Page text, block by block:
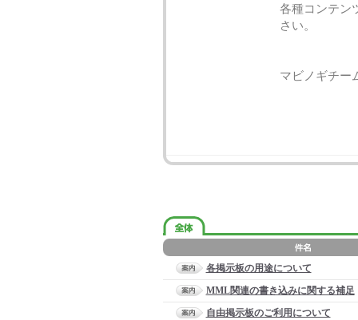
各種コンテン
さい。
マビノギチー
各掲示板の用途について
MML関連の書き込みに関する補足
自由掲示板のご利用について